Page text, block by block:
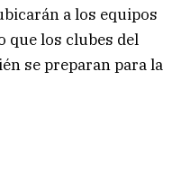
a los equipos
que los clubes del
se preparan para la